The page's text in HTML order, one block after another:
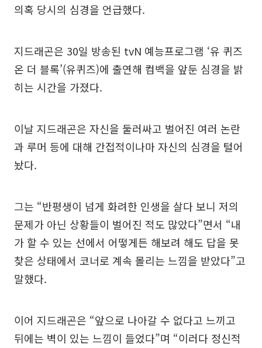
의혹 당시의 심경을 언급했다.
지드래곤은 30일 방송된 tvN 예능프로그램 ‘유 퀴즈
온 더 블록’(유퀴즈)에 출연해 컴백을 앞둔 심경을 밝
히는 시간을 가졌다.
이날 지드래곤은 자신을 둘러싸고 벌어진 여러 논란
과 루머 등에 대해 간접적이나마 자신의 심경을 털어
놨다.
그는 “반평생이 넘게 화려한 인생을 살다 보니 저의
문제가 아닌 상황들이 벌어진 적도 많았다”면서 “내
가 할 수 있는 선에서 어떻게든 해보려 해도 답을 못
찾은 상태에서 코너로 계속 몰리는 느낌을 받았다”고
말했다.
이어 지드래곤은 “앞으로 나아갈 수 없다고 느끼고
뒤에는 벽이 있는 느낌이 들었다”며 “이러다 정신적